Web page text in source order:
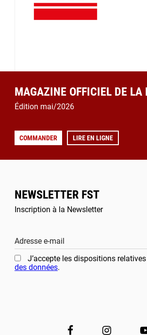
MAGAZINE OFFICIEL DE LA
Édition mai/2026
COMMANDER LIRE EN LIGNE
NEWSLETTER FST
Inscription à la Newsletter
Adresse e-mail
J’accepte les dispositions
des données.